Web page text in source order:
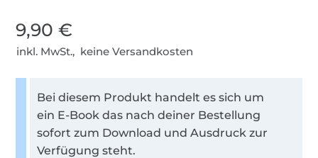
9,90 €
inkl. MwSt., keine Versandkosten
Bei diesem Produkt handelt es sich um
ein E-Book das nach deiner Bestellung
sofort zum Download und Ausdruck zur
Verfügung steht.